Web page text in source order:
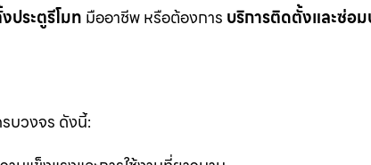
ประตูรีโมท มืออาชีพ หรือต้องการ บริการติดตั้งและซ่อม
บวงจร ดังนี้: